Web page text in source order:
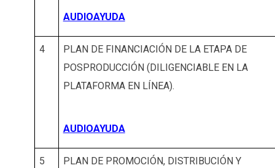
AUDIOAYUDA
4
PLAN DE FINANCIACIÓN DE LA ETAPA DE
POSPRODUCCIÓN (DILIGENCIABLE EN LA
PLATAFORMA EN LÍNEA).
AUDIOAYUDA
5
PLAN DE PROMOCIÓN, DISTRIBUCIÓN Y